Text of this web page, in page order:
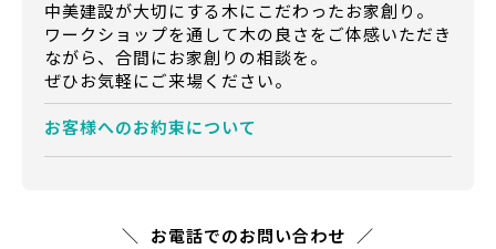
中美建設が大切にする木にこだわったお家創り。
ワークショップを通して木の良さをご体感いただき
ながら、合間にお家創りの相談を。
ぜひお気軽にご来場ください。
お客様へのお約束について
お電話でのお問い合わせ